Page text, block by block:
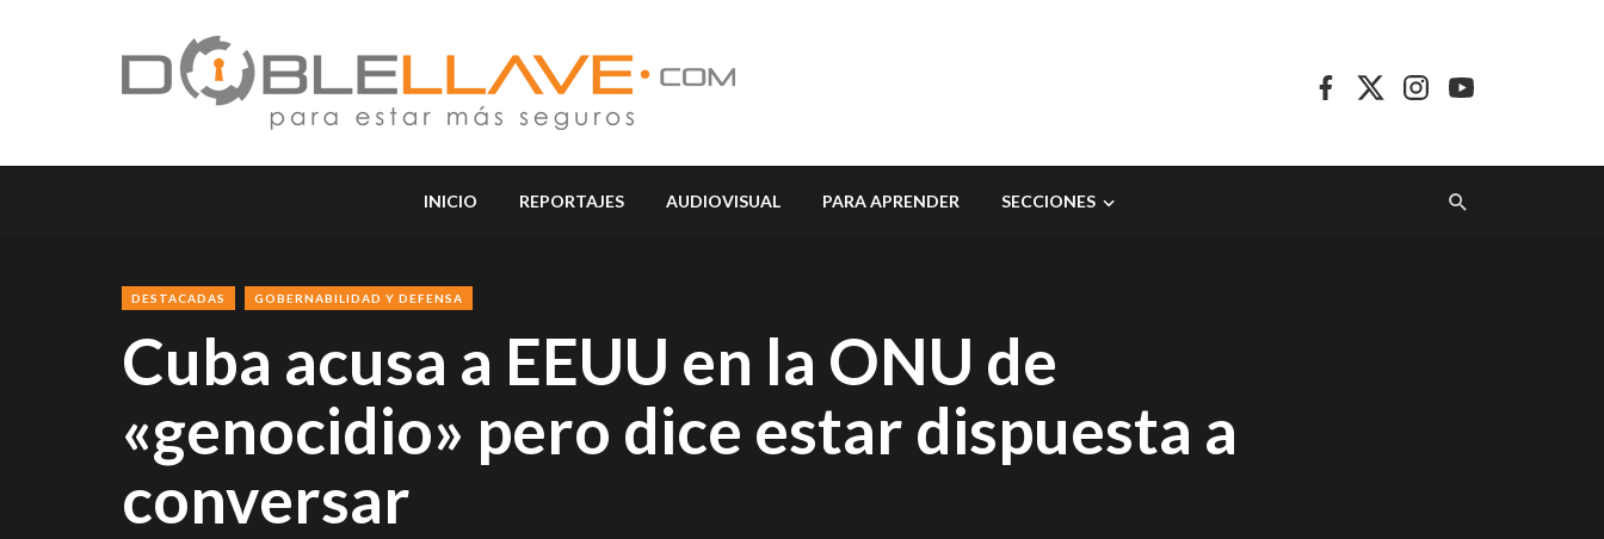
INICIO REPORTAJES AUDIOVISUAL PARA APRENDER SECCIONES
DESTACADAS GOBERNABILIDAD Y DEFENSA
Cuba acusa a EEUU en la ONU de
«genocidio» pero dice estar dispuesta a
conversar